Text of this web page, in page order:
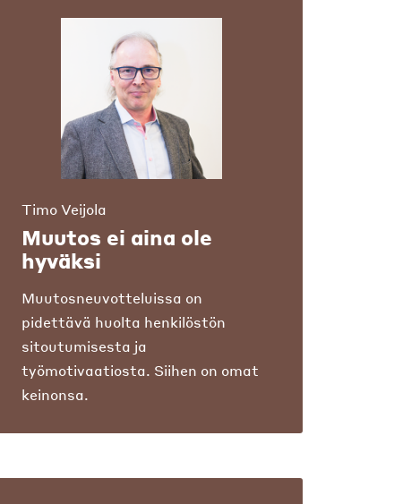
Timo Veijola
Muutos ei aina ole
hyväksi
Muutosneuvotteluissa on
pidettävä huolta henkilöstön
sitoutumisesta ja
työmotivaatiosta. Siihen on omat
keinonsa.